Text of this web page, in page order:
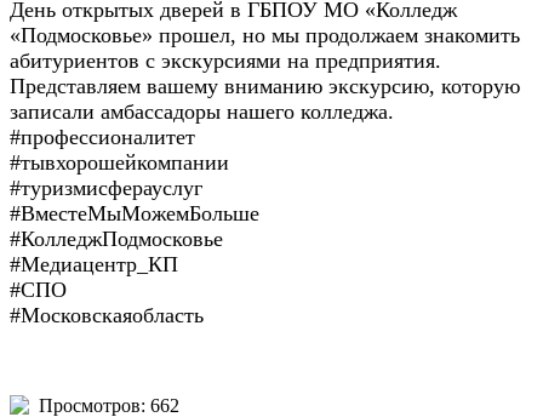
День открытых дверей в ГБПОУ МО «Колледж
«Подмосковье» прошел, но мы продолжаем знакомить
абитуриентов с экскурсиями на предприятия.
Представляем вашему вниманию экскурсию, которую
записали амбассадоры нашего колледжа.
#профессионалитет
#тывхорошейкомпании
#туризмисферауслуг
#ВместеМыМожемБольше
#КолледжПодмосковье
#Медиацентр_КП
#СПО
#Московскаяобласть
Просмотров: 662